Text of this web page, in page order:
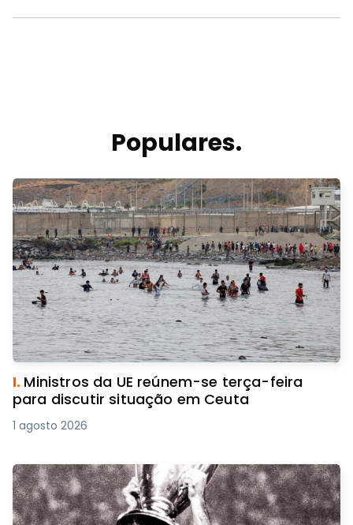
Populares.
I. Ministros da UE reúnem-se terça-feira
para discutir situação em Ceuta
1 agosto 2026